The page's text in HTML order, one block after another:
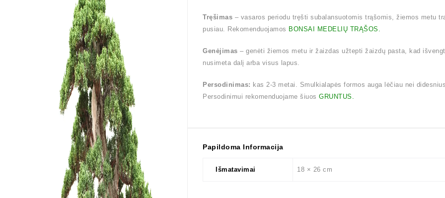
Tręšimas – vasaros periodu tręšti subalansuotomis trąšomis, žiemos metu
pusiau. Rekomenduojamos BONSAI MEDELIŲ TRĄŠOS.
Genėjimas – genėti žiemos metu ir žaizdas užtepti žaizdų pasta, kad
nusimeta dalį arba visus lapus.
Persodinimas: kas 2-3 metai. Smulkialapės formos auga lėčiau nei
Persodinimui rekomenduojame šiuos GRUNTUS.
Papildoma Informacija
Išmatavimai 18 × 26 cm